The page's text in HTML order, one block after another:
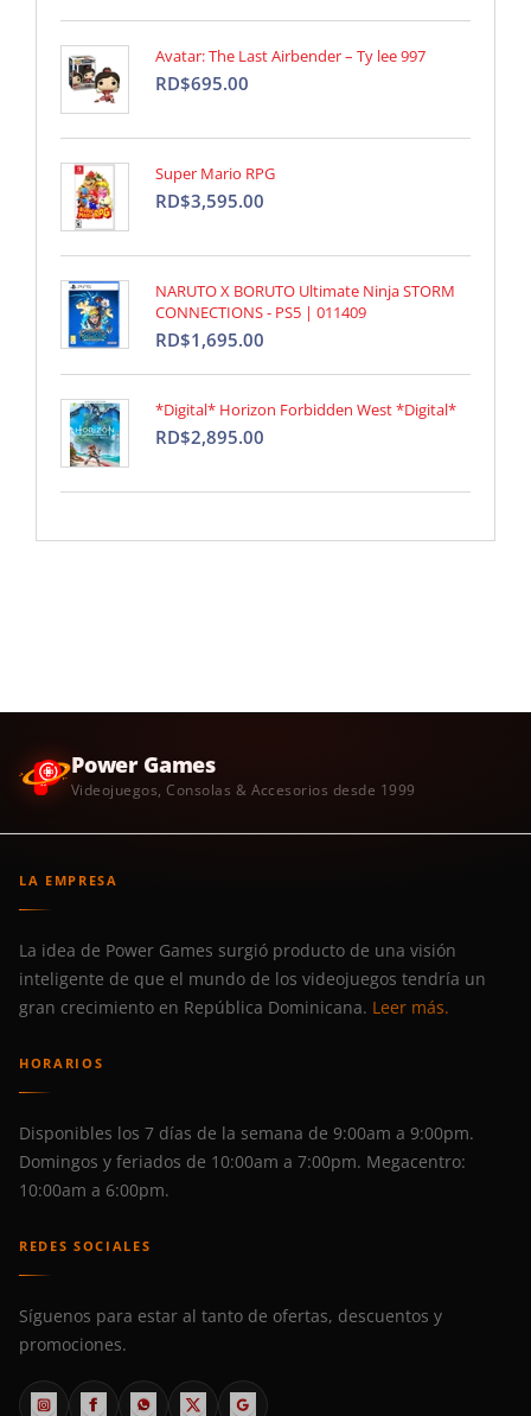
Avatar: The Last Airbender – Ty lee 997
RD$695.00
Super Mario RPG
RD$3,595.00
NARUTO X BORUTO Ultimate Ninja STORM
CONNECTIONS - PS5 | 011409
RD$1,695.00
*Digital* Horizon Forbidden West *Digital*
RD$2,895.00
Power Games
Videojuegos, Consolas & Accesorios desde 1999
LA EMPRESA
La idea de Power Games surgió producto de una visión
inteligente de que el mundo de los videojuegos tendría un
gran crecimiento en República Dominicana. Leer más.
HORARIOS
Disponibles los 7 días de la semana de 9:00am a 9:00pm.
Domingos y feriados de 10:00am a 7:00pm. Megacentro:
10:00am a 6:00pm.
REDES SOCIALES
Síguenos para estar al tanto de ofertas, descuentos y
promociones.